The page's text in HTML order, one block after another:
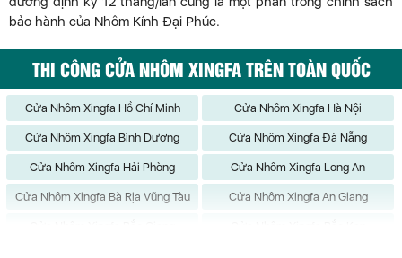
bảo hành của Nhôm Kính Đại Phúc.
THI CÔNG CỬA NHÔM XINGFA TRÊN TOÀN QUỐC
Cửa Nhôm Xingfa Hồ Chí Minh Cửa Nhôm Xingfa Hà Nội
Cửa Nhôm Xingfa Bình Dương Cửa Nhôm Xingfa Đà Nẵng
Cửa Nhôm Xingfa Hải Phòng Cửa Nhôm Xingfa Long An
Cửa Nhôm Xingfa Bà Rịa Vũng Tàu Cửa Nhôm Xingfa An Giang